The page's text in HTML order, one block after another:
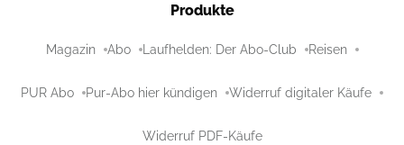
Produkte
Magazin Abo Laufhelden: Der Abo-Club Reisen
PUR Abo Pur-Abo hier kündigen Widerruf digitaler Käufe
Widerruf PDF-Käufe